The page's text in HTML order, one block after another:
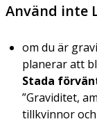
Använd inte
om du är
planerar att
Stada
”Graviditet,
tillkvinnor och